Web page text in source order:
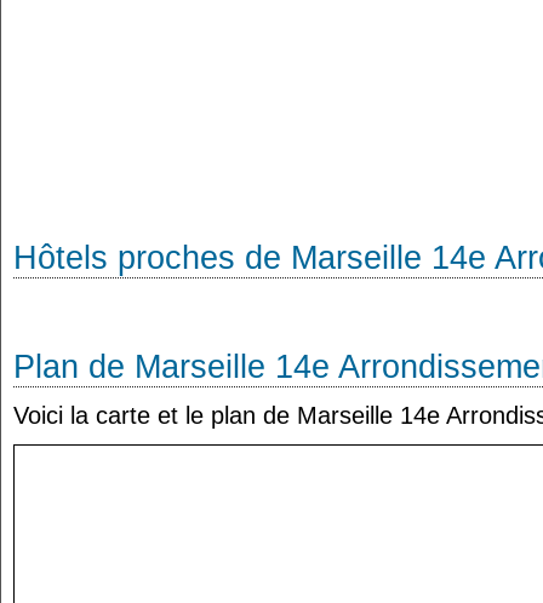
Hôtels proches de Marseille 14e
Plan de Marseille 14e
Voici la carte et le plan de Marseille 14e